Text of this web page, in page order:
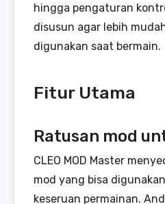
hingga pengaturan
disusun agar lebih
digunakan saat bermain.
Fitur Utama
Ratusan mod
CLEO MOD Master
mod yang bisa
keseruan permainan.